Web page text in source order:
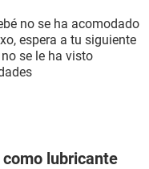
no se ha acomodado
espera a tu siguiente
se le ha visto
lubricante